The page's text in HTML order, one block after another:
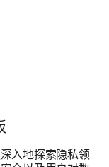
入地探索隐私领